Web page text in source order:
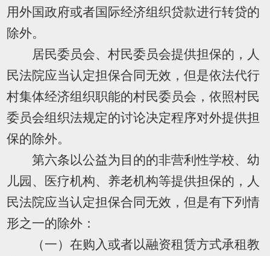
用外国政府或者国际经济组织贷款进行转贷的
除外。
居民委员会、村民委员会提供担保的，人
民法院应当认定担保合同无效，但是依法代行
村集体经济组织职能的村民委员会，依照村民
委员会组织法规定的讨论决定程序对外提供担
保的除外。
第六条以公益为目的的非营利性学校、幼
儿园、医疗机构、养老机构等提供担保的，人
民法院应当认定担保合同无效，但是有下列情
形之一的除外：
（一）在购入或者以融资租赁方式承租教